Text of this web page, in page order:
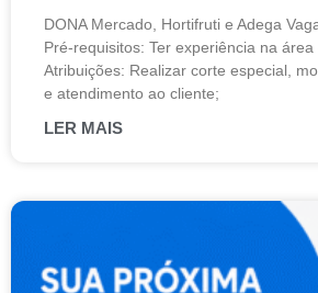
DONA Mercado, Hortifruti e Adega
Pré-requisitos: Ter experiência na área
Atribuições: Realizar corte especial,
e atendimento ao cliente;
LER MAIS